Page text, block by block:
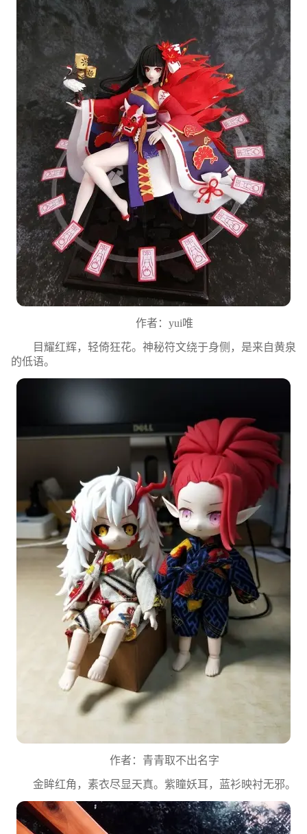
作者：yui唯
目耀红辉，轻倚狂花。神秘符文绕于身侧，是来自黄泉
的低语。
作者：青青取不出名字
金眸红角，素衣尽显天真。紫瞳妖耳，蓝衫映衬无邪。